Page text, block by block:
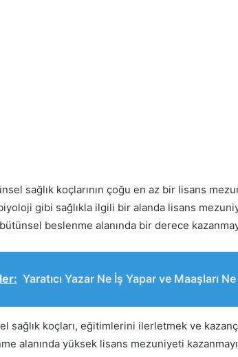
sağlık koçlarının çoğu en az bir lisans
gibi sağlıkla ilgili bir alanda lisans
beslenme alanında bir derece
Yaratıcı Yazar Ne İş Yapar ve Maaşları
sağlık koçları, eğitimlerini ilerletmek ve
alanında yüksek lisans mezuniyeti